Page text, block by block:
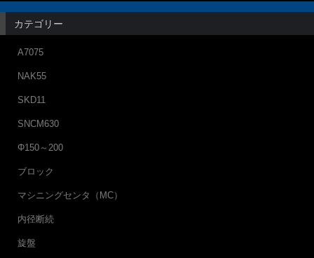
カテゴリー
A7075
NAK55
SKD11
SNCM630
Φ150～200
ブロック
マシニングセンタ（MC）
内径断続
旋盤